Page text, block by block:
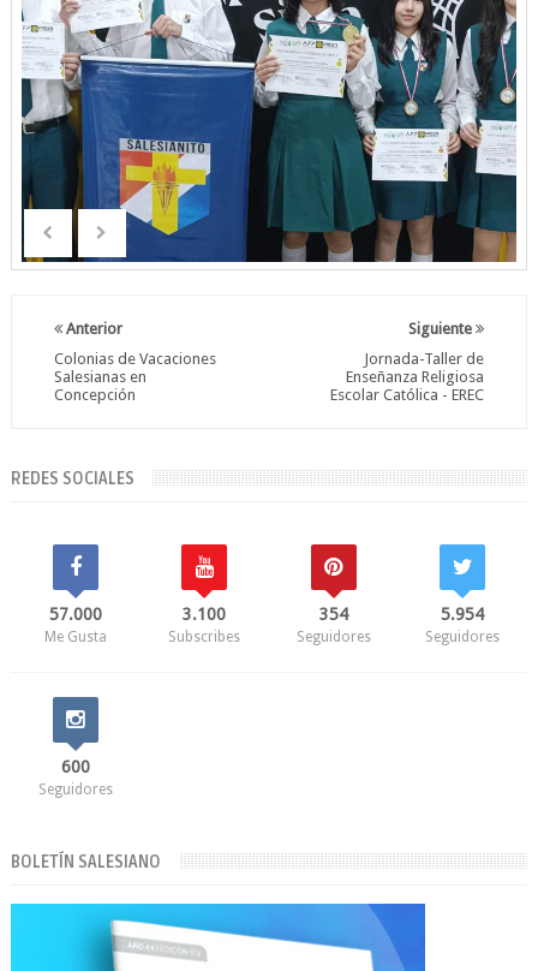
Siguiente
Jornada-Taller de
Enseñanza Religiosa
Escolar Católica - EREC
Anterior
Colonias de Vacaciones
Salesianas en
Concepción
REDES SOCIALES
57.000
Me Gusta
3.100
Subscribes
354
Seguidores
5.954
Seguidores
600
Seguidores
BOLETÍN SALESIANO